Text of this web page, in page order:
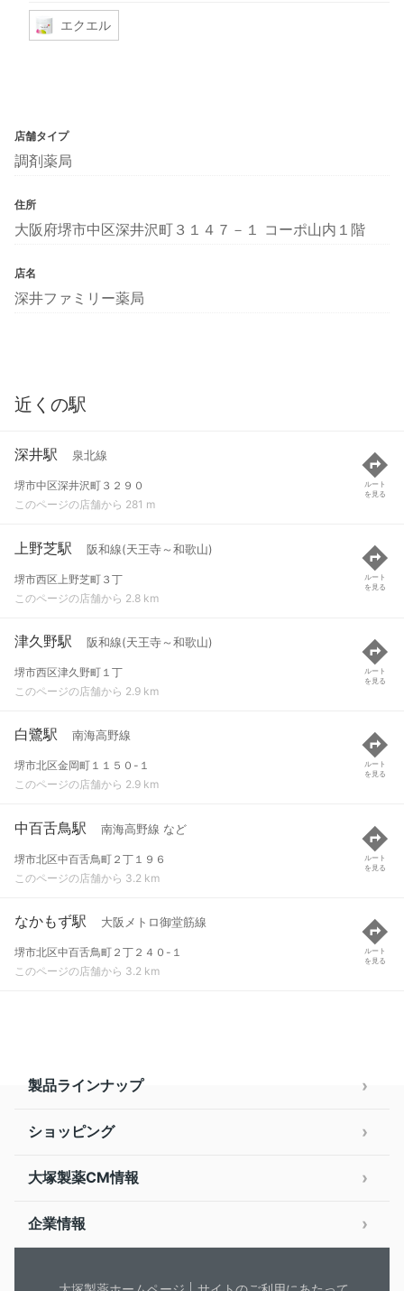
エクエル
店舗タイプ
調剤薬局
住所
大阪府堺市中区深井沢町３１４７－１ コーポ山内１階
店名
深井ファミリー薬局
近くの駅
深井駅 泉北線
堺市中区深井沢町３２９０
このページの店舗から 281 m
ルート
を見る
上野芝駅 阪和線(天王寺～和歌山)
堺市西区上野芝町３丁
このページの店舗から 2.8 km
ルート
を見る
津久野駅 阪和線(天王寺～和歌山)
堺市西区津久野町１丁
このページの店舗から 2.9 km
ルート
を見る
白鷺駅 南海高野線
堺市北区金岡町１１５０-１
このページの店舗から 2.9 km
ルート
を見る
中百舌鳥駅 南海高野線 など
堺市北区中百舌鳥町２丁１９６
このページの店舗から 3.2 km
ルート
を見る
なかもず駅 大阪メトロ御堂筋線
堺市北区中百舌鳥町２丁２４０-１
このページの店舗から 3.2 km
ルート
を見る
製品ラインナップ
ショッピング
大塚製薬CM情報
企業情報